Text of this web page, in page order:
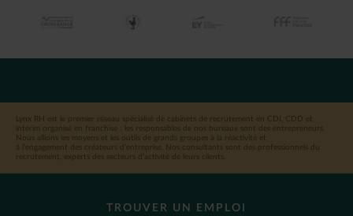
Lynx RH est le premier réseau spécialisé de cabinets de recrutement en CDI, CDD et
intérim organisé en franchise : les responsables de nos bureaux sont des entrepreneurs.
Nous allions les moyens et les outils de grands groupes à la réactivité et
à l’engagement des créateurs d’entreprise. Nos consultants sont des professionnels du
recrutement, experts des secteurs d’activité de leurs clients.
TROUVER UN EMPLOI